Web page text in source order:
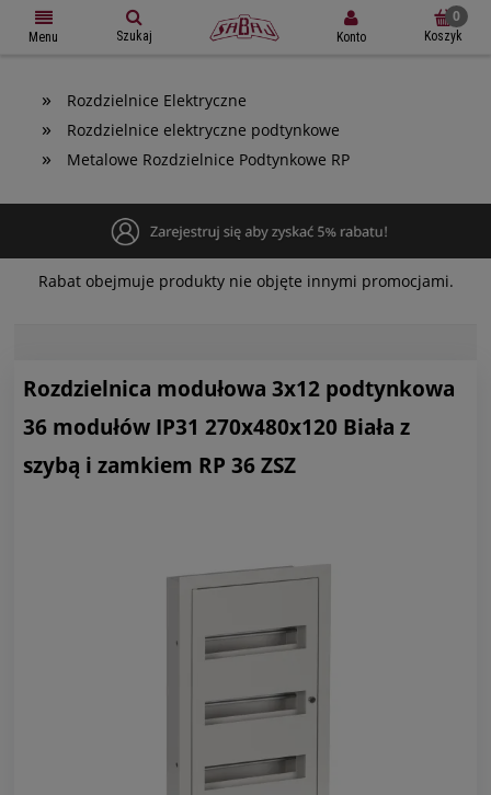
Menu Szukaj Konto Koszyk
» Rozdzielnice Elektryczne
» Rozdzielnice elektryczne podtynkowe
» Metalowe Rozdzielnice Podtynkowe RP
Rabat obejmuje produkty nie objęte innymi promocjami.
Rozdzielnica modułowa 3x12 podtynkowa
36 modułów IP31 270x480x120 Biała z
szybą i zamkiem RP 36 ZSZ